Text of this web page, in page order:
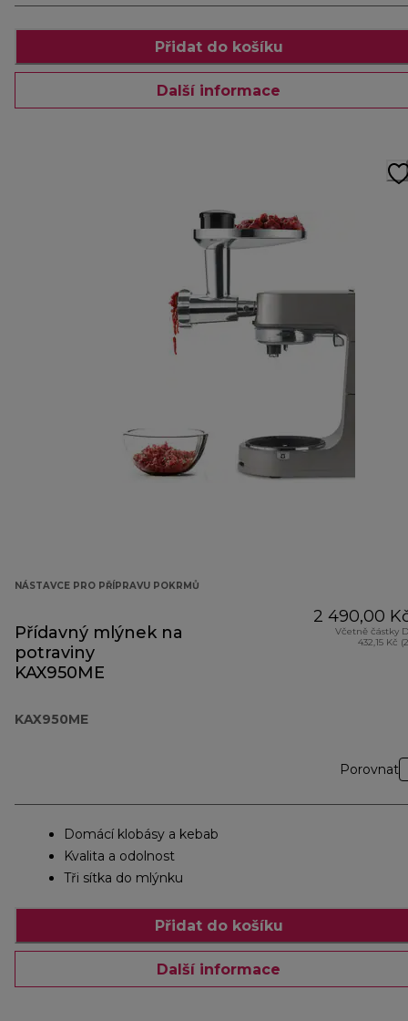
Přidat do košíku
Další informace
NÁSTAVCE PRO PŘÍPRAVU POKRMŮ
Přídavný mlýnek na
potraviny
KAX950ME
KAX950ME
2 490,00
Včetně částky
432,15 Kč
Porovnat
Domácí klobásy a kebab
Kvalita a odolnost
Tři sítka do mlýnku
Přidat do košíku
Další informace